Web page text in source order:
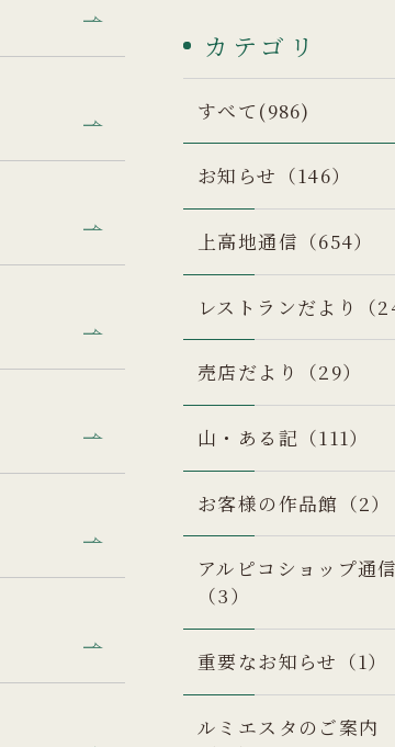
カテゴリ
すべて(986)
お知らせ（146）
上高地通信（654）
レストランだより（
売店だより（29）
山・ある記（111）
お客様の作品館（2）
アルピコショップ通信
（3）
重要なお知らせ（1）
ルミエスタのご案内